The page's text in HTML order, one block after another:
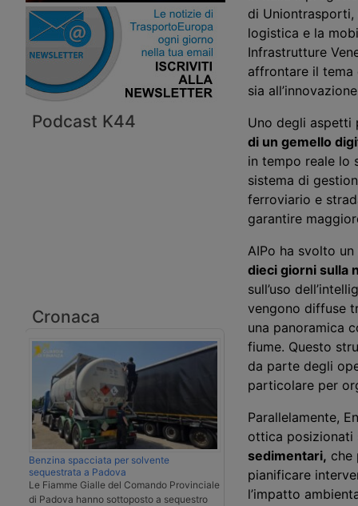
Podcast K44
Cronaca
Benzina spacciata per solvente
sequestrata a Padova
Le Fiamme Gialle del Comando Provinciale
di Padova hanno sottoposto a sequestro
di Uniontrasporti,
logistica e la
Infrastrutture
affrontare il tema
sia
Uno degli aspetti
di un gemello
in tempo reale lo
sistema di
ferroviario e
garantire
AIPo ha svolto
dieci giorni sulla
sull’uso
vengono diffuse
una panoramica
fiume. Questo
da parte degli
particolare per
Parallelamente,
ottica posizionati
sedimentari, che
pianificare
l’impatto